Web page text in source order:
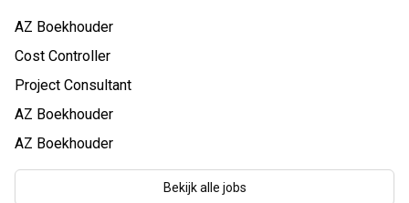
AZ Boekhouder
Cost Controller
Project Consultant
AZ Boekhouder
AZ Boekhouder
Bekijk alle jobs